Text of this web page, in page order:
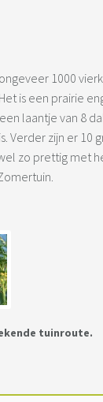
1000
is een prairie
laantje van 8
Verder zijn er 10
zo prettig met
tuinroute.